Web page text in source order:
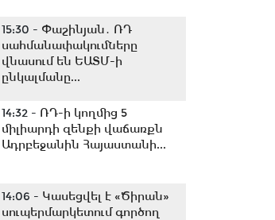
15:30 - Փաշինյան․ ՌԴ
սահմանափակումները
վնասում են ԵԱՏՄ-ի
ընկալմանը...
14:32 - ՌԴ-ի կողմից 5
միլիարդի զենքի վաճառքն
Ադրբեջանին Հայաստանի...
14:06 - Կասեցվել է «Ծիրան»
սուպերմարկետում գործող